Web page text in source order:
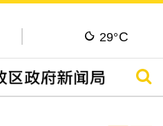
29°C
搜寻